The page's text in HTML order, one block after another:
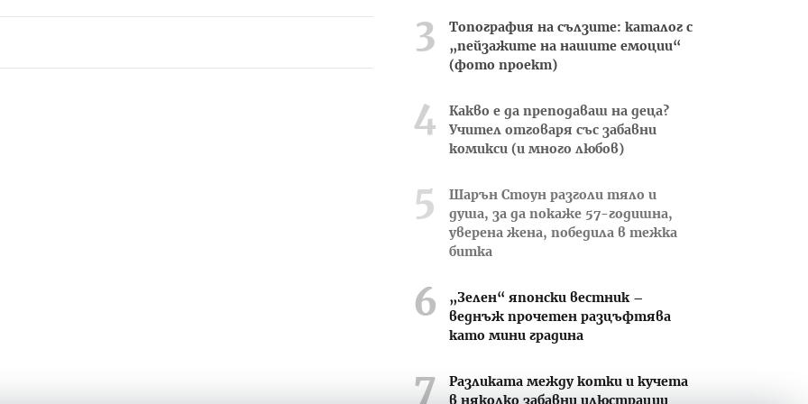
Топография на сълзите: каталог с
„пейзажите на нашите емоции“
(фото проект)
Какво е да преподаваш на деца?
Учител отговаря със забавни
комикси (и много любов)
Шарън Стоун разголи тяло и
душа, за да покаже 57-годишна,
уверена жена, победила в тежка
битка
„Зелен“ японски вестник –
веднъж прочетен разцъфтява
като мини градина
Разликата между котки и кучета
в няколко забавни илюстрации